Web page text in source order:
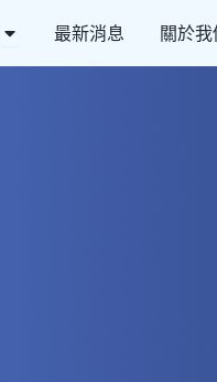
Open ESG永續
最新消息 關於我